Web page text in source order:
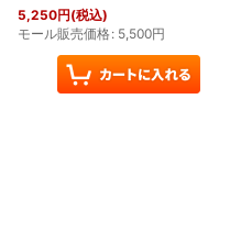
5,250円(税込)
モール販売価格: 5,500円